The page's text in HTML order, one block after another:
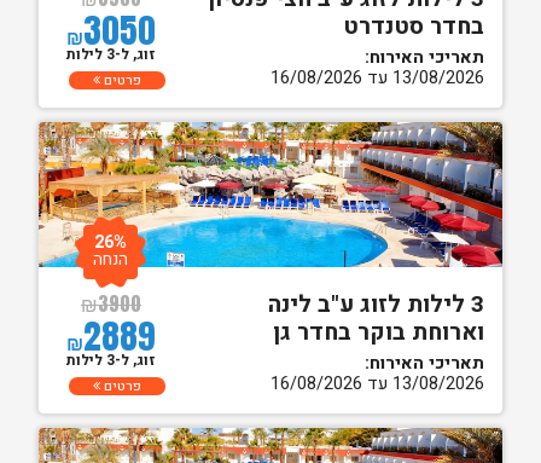
בחדר סטנדרט
תאריכי האירוח:
13/08/2026 עד 16/08/2026
₪3050
זוג, ל-3 לילות
פרטים
3 לילות לזוג ע"ב לינה
וארוחת בוקר בחדר גן
תאריכי האירוח:
13/08/2026 עד 16/08/2026
₪3900
₪2889
26%
הנחה
זוג, ל-3 לילות
פרטים